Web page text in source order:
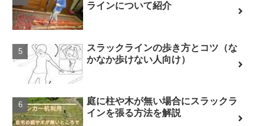
ラインについて紹介
スラックラインの歩き方とコツ（な
かなか歩けない人向け）
庭に柱や木が無い場合にスラックラ
インを張る方法を解説